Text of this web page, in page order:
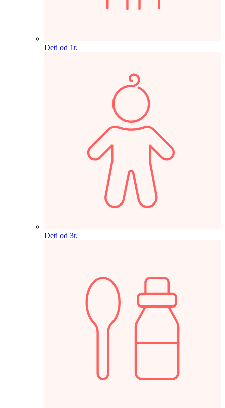
Deti od 1r.
Deti od 3r.